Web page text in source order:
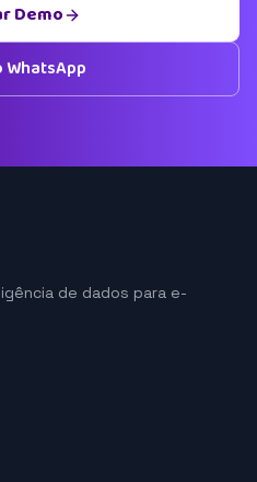
Demo
WhatsApp
de dados para e-